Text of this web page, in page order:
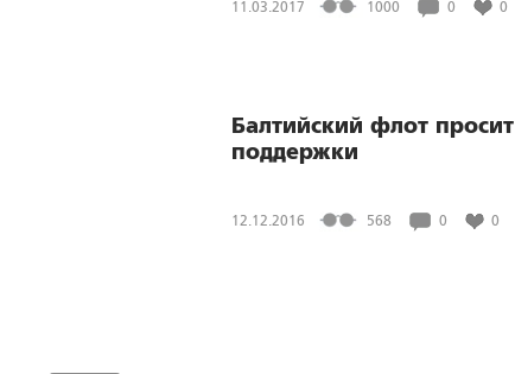
11.03.2017 1000 0 0
Балтийский флот просит
поддержки
12.12.2016 568 0 0